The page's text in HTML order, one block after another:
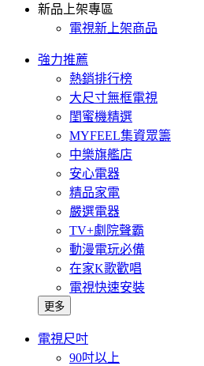
新品上架專區
電視新上架商品
強力推薦
熱銷排行榜
大尺寸無框電視
閨蜜機精選
MYFEEL集資眾籌
中樂旗艦店
安心電器
精品家電
嚴選電器
TV+劇院聲霸
動漫電玩必備
在家K歌歡唱
電視快速安裝
更多
電視尺吋
90吋以上